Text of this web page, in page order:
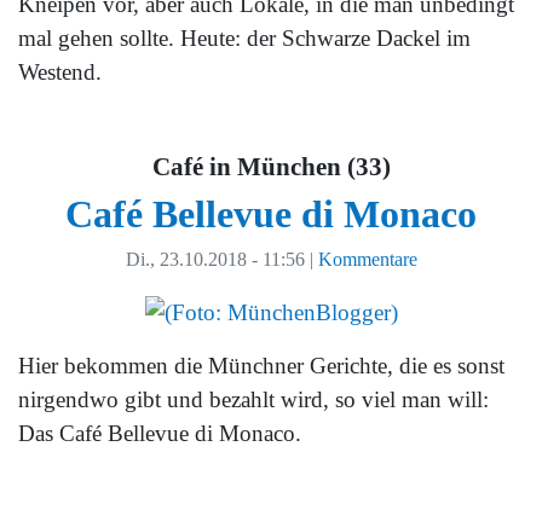
mal gehen sollte. Heute: der Schwarze Dackel im
Westend.
Café in München (33)
Café Bellevue di Monaco
Di., 23.10.2018 - 11:56| Kommentare
Hier bekommen die Münchner Gerichte, die es sonst
nirgendwo gibt und bezahlt wird, so viel man will:
Das Café Bellevue di Monaco.